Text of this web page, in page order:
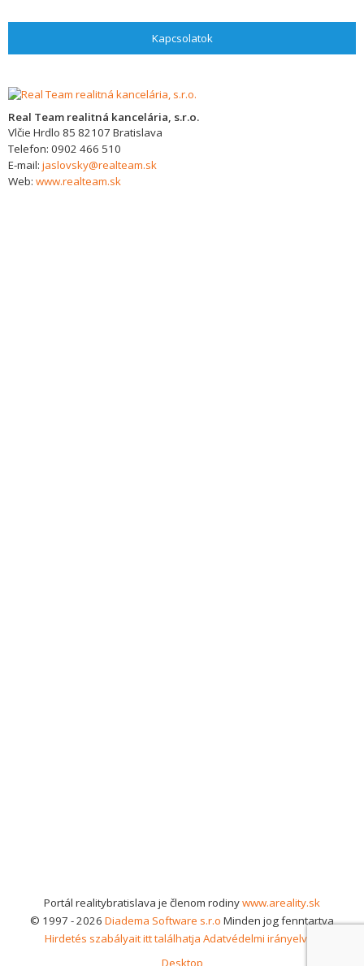
Kapcsolatok
Real Team realitná kancelária, s.r.o.
Vlčie Hrdlo 85 82107 Bratislava
Telefon: 0902 466 510
E-mail: jaslovsky@realteam.sk
Web: www.realteam.sk
Portál realitybratislava je členom rodinywww.areality.sk
© 1997 - 2026 Diadema Software s.r.o Minden jog fenntartva
Hirdetés szabályait itt találhatja Adatvédelmi irányelvek
Desktop